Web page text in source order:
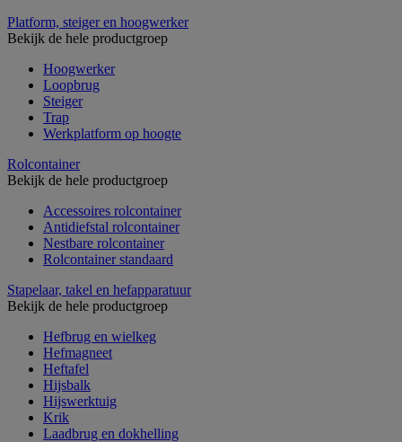
Platform, steiger en hoogwerker
Bekijk de hele productgroep
Hoogwerker
Loopbrug
Steiger
Trap
Werkplatform op hoogte
Rolcontainer
Bekijk de hele productgroep
Accessoires rolcontainer
Antidiefstal rolcontainer
Nestbare rolcontainer
Rolcontainer standaard
Stapelaar, takel en hefapparatuur
Bekijk de hele productgroep
Hefbrug en wielkeg
Hefmagneet
Heftafel
Hijsbalk
Hijswerktuig
Krik
Laadbrug en dokhelling